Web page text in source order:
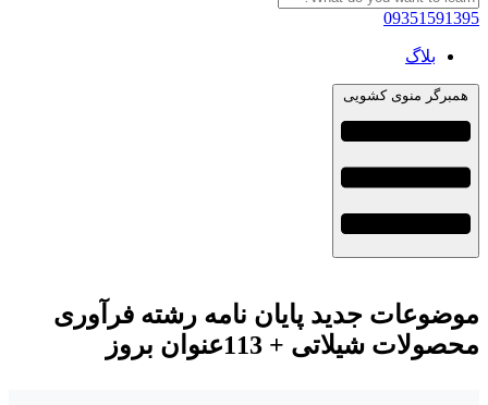
09351591395
بلاگ
همبرگر منوی کشویی
موضوعات جدید پایان نامه رشته فرآوری
محصولات شیلاتی + 113عنوان بروز